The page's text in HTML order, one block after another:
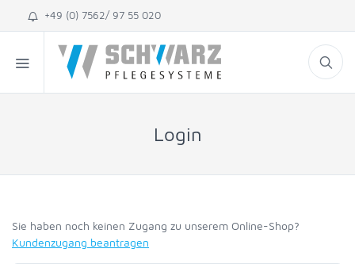
+49 (0) 7562/ 97 55 020
Login
Sie haben noch keinen Zugang zu unserem Online-Shop?
Kundenzugang beantragen